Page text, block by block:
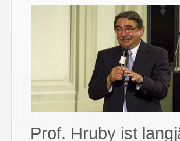
Prof. Hruby ist